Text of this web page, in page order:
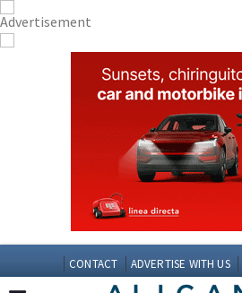
CONTACT ADVERTISE WITH US